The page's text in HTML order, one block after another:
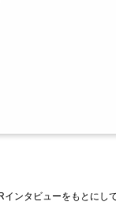
ンタビューをもとにして